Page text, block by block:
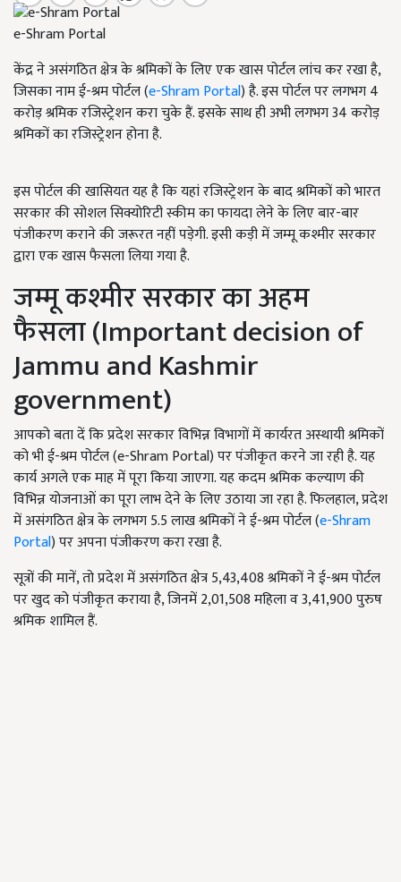
e-Shram Portal
केंद्र ने असंगठित क्षेत्र के श्रमिकों के लिए एक खास पोर्टल लांच कर रखा है,
जिसका नाम ई-श्रम पोर्टल (e-Shram Portal) है. इस पोर्टल पर लगभग 4
करोड़ श्रमिक रजिस्ट्रेशन करा चुके हैं. इसके साथ ही अभी लगभग 34 करोड़
श्रमिकों का रजिस्ट्रेशन होना है.
इस पोर्टल की खासियत यह है कि यहां रजिस्ट्रेशन के बाद श्रमिकों को भारत
सरकार की सोशल सिक्योरिटी स्कीम का फायदा लेने के लिए बार-बार
पंजीकरण कराने की जरूरत नहीं पड़ेगी. इसी कड़ी में जम्मू कश्मीर सरकार
द्वारा एक खास फैसला लिया गया है.
जम्मू कश्मीर सरकार का अहम
फैसला (Important decision of
Jammu and Kashmir
government)
आपको बता दें कि प्रदेश सरकार विभिन्न विभागों में कार्यरत अस्थायी श्रमिकों
को भी ई-श्रम पोर्टल (e-Shram Portal) पर पंजीकृत करने जा रही है. यह
कार्य अगले एक माह में पूरा किया जाएगा. यह कदम श्रमिक कल्याण की
विभिन्न योजनाओं का पूरा लाभ देने के लिए उठाया जा रहा है. फिलहाल, प्रदेश
में असंगठित क्षेत्र के लगभग 5.5 लाख श्रमिकों ने ई-श्रम पोर्टल (e-Shram
Portal) पर अपना पंजीकरण करा रखा है.
सूत्रों की मानें, तो प्रदेश में असंगठित क्षेत्र 5,43,408 श्रमिकों ने ई-श्रम पोर्टल
पर खुद को पंजीकृत कराया है, जिनमें 2,01,508 महिला व 3,41,900 पुरुष
श्रमिक शामिल हैं.